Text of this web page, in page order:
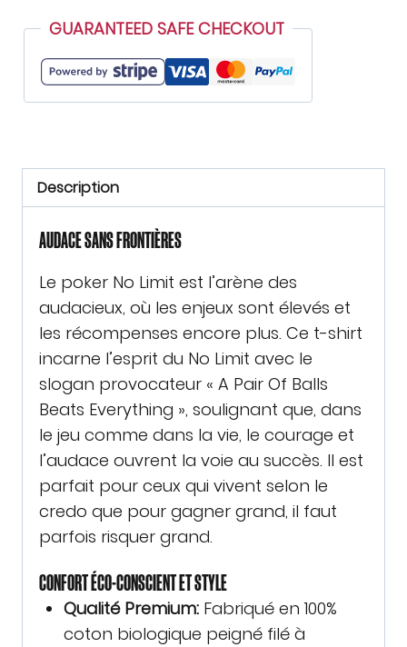
shirt
"No
Limit"
GUARANTEED SAFE CHECKOUT
Description
AUDACE SANS FRONTIÈRES
Le poker No Limit est l’arène des
audacieux, où les enjeux sont élevés et
les récompenses encore plus. Ce t-shirt
incarne l’esprit du No Limit avec le
slogan provocateur « A Pair Of Balls
Beats Everything », soulignant que, dans
le jeu comme dans la vie, le courage et
l’audace ouvrent la voie au succès. Il est
parfait pour ceux qui vivent selon le
credo que pour gagner grand, il faut
parfois risquer grand.
CONFORT ÉCO-CONSCIENT ET STYLE
Qualité Premium: Fabriqué en 100%
coton biologique peigné filé à